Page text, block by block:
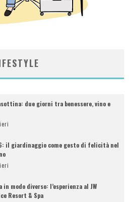
due giorni tra benessere, vino e
il giardinaggio come gesto di felicità nel
in modo diverso: l’esperienza al JW
Resort & Spa